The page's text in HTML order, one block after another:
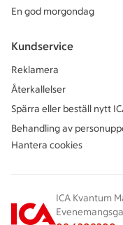
En god morgondag
Kundservice
Reklamera
Återkallelser
Spärra eller beställ nytt
Behandling av
Hantera cookies
ICA Kvantum